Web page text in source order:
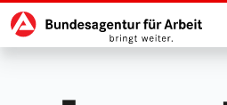
zu den Hauptinhalten springen
Hauptnavigation